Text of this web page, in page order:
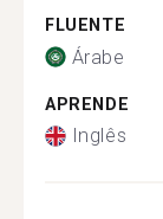
FLUENTE
Árabe
APRENDE
Inglês